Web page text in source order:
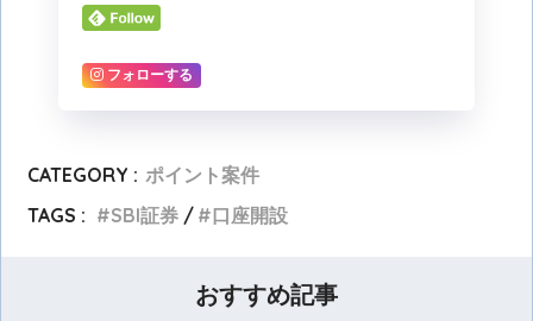
フォローする
CATEGORY : ポイント案件
TAGS :
SBI証券 口座開設
おすすめ記事